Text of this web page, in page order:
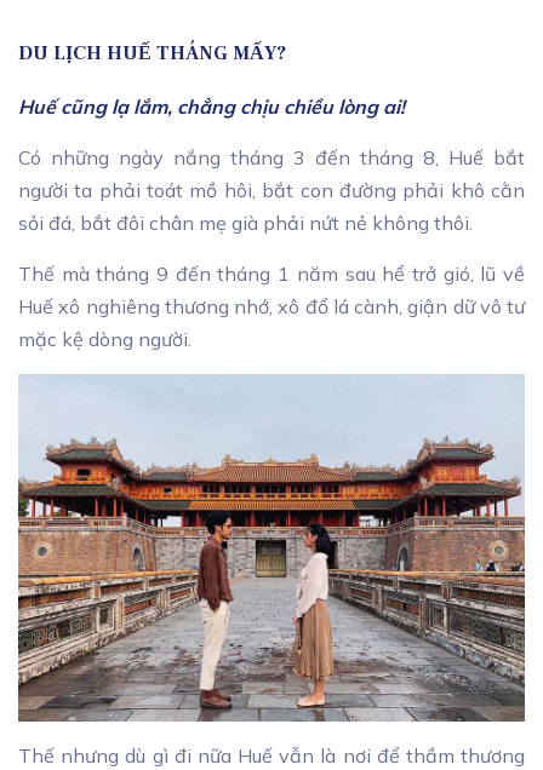
DU LỊCH HUẾ THÁNG MẤY?
Huế cũng lạ lắm, chẳng chịu chiều lòng ai!
Có những ngày nắng tháng 3 đến tháng 8, Huế bắt
người ta phải toát mồ hôi, bắt con đường phải khô cằn
sỏi đá, bắt đôi chân mẹ già phải nứt nẻ không thôi.
Thế mà tháng 9 đến tháng 1 năm sau hể trở gió, lũ về
Huế xô nghiêng thương nhớ, xô đổ lá cành, giận dữ vô tư
mặc kệ dòng người.
Thế nhưng dù gì đi nữa Huế vẫn là nơi để thầm thương